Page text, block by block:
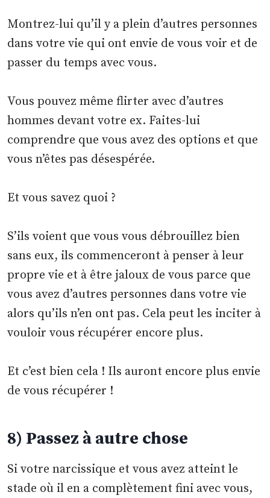
Montrez-lui qu’il y a plein d’autres personnes
dans votre vie qui ont envie de vous voir et de
passer du temps avec vous.
Vous pouvez même flirter avec d’autres
hommes devant votre ex. Faites-lui
comprendre que vous avez des options et que
vous n’êtes pas désespérée.
Et vous savez quoi ?
S’ils voient que vous vous débrouillez bien
sans eux, ils commenceront à penser à leur
propre vie et à être jaloux de vous parce que
vous avez d’autres personnes dans votre vie
alors qu’ils n’en ont pas. Cela peut les inciter à
vouloir vous récupérer encore plus.
Et c’est bien cela ! Ils auront encore plus envie
de vous récupérer !
8) Passez à autre chose
Si votre narcissique et vous avez atteint le
stade où il en a complètement fini avec vous,